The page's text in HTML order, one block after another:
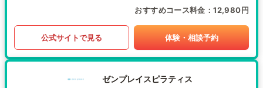
おすすめコース料金 12,980円
公式サイトで見る 体験・相談予約
ゼンプレイスピラティス